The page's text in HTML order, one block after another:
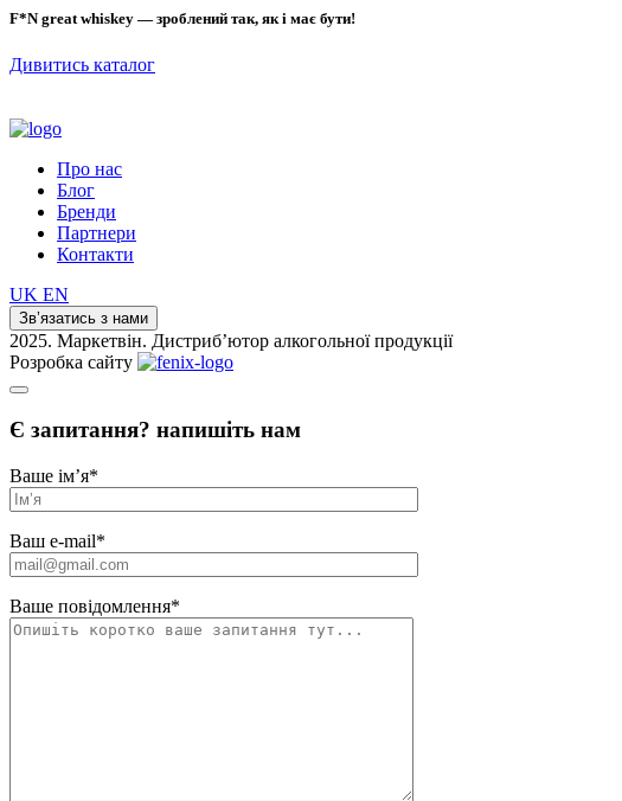
F*N great whiskey — зроблений так, як і має бути!
Дивитись каталог
Про нас
Блог
Бренди
Партнери
Контакти
UK EN
Зв’язатись з нами
2025. Маркетвін. Дистриб’ютор алкогольної продукції
Розробка сайту
Є запитання? напишіть нам
Ваше ім’я*
Ваш e-mail*
Ваше повідомлення*